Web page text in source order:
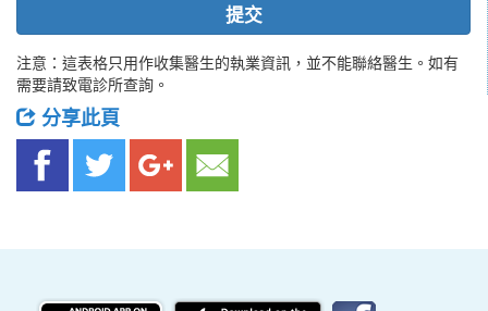
提交
注意：這表格只用作收集醫生的執業資訊，並不能聯絡醫生。如有
需要請致電診所查詢。
分享此頁